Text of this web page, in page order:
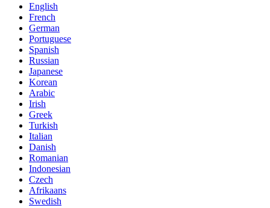
English
French
German
Portuguese
Spanish
Russian
Japanese
Korean
Arabic
Irish
Greek
Turkish
Italian
Danish
Romanian
Indonesian
Czech
Afrikaans
Swedish